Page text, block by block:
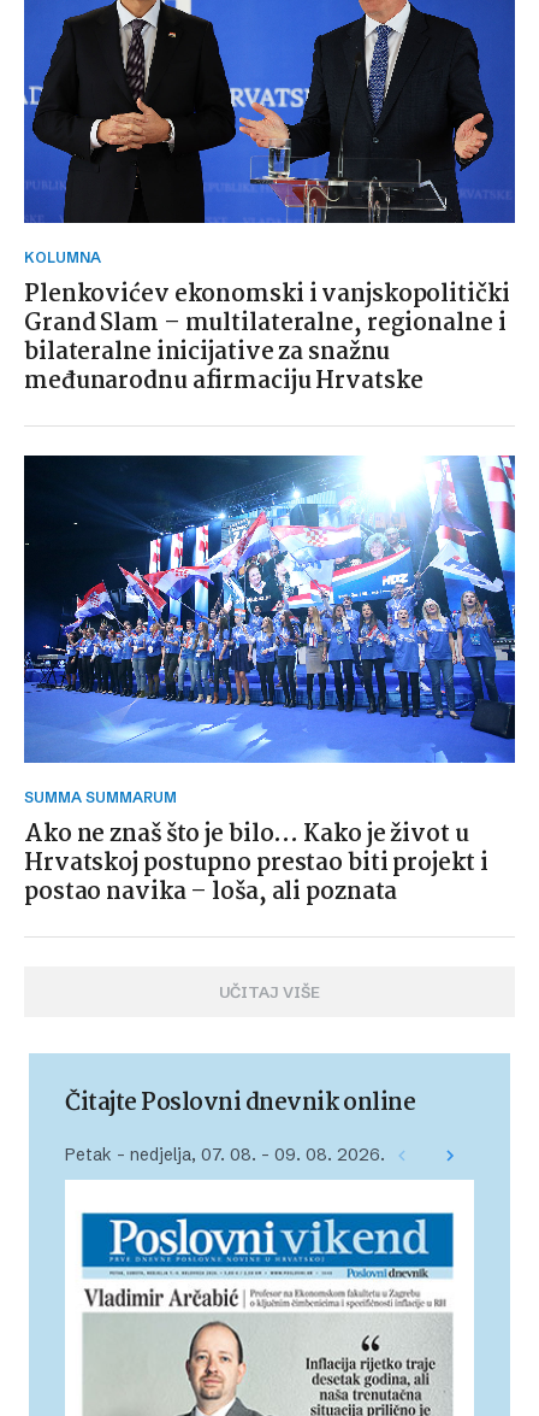
KOLUMNA
Plenkovićev ekonomski i vanjskopolitički
Grand Slam – multilateralne, regionalne i
bilateralne inicijative za snažnu
međunarodnu afirmaciju Hrvatske
SUMMA SUMMARUM
Ako ne znaš što je bilo… Kako je život u
Hrvatskoj postupno prestao biti projekt i
postao navika – loša, ali poznata
UČITAJ VIŠE
Čitajte Poslovni dnevnik online
Petak – nedjelja, 07. 08. – 09. 08. 2026.